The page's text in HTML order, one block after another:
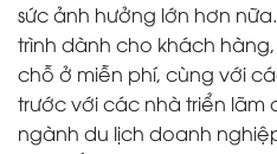
sức ảnh hưởng lớn hơn
trình dành cho khách
chỗ ở miễn phí, cùng với
trước với các nhà triển lãm
ngành du lịch doanh